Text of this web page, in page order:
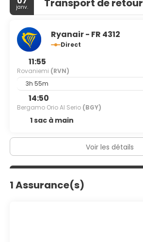
janv. Transport de retour
Ryanair - FR 4312
Direct
11:55
Rovaniemi (RVN)
3h 55m
14:50
Bergamo Orio Al Serio (BGY)
1 sac à main
Voir les détails
1 Assurance(s)